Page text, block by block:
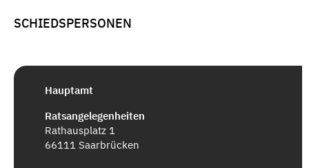
SCHIEDSPERSONEN
Hauptamt
Ratsangelegenheiten
Rathausplatz 1
66111 Saarbrücken